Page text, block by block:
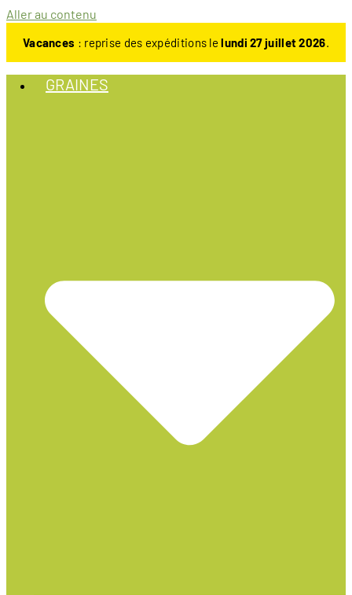
Aller au contenu
Vacances : reprise des expéditions lelundi 27 juillet 2026.
GRAINES